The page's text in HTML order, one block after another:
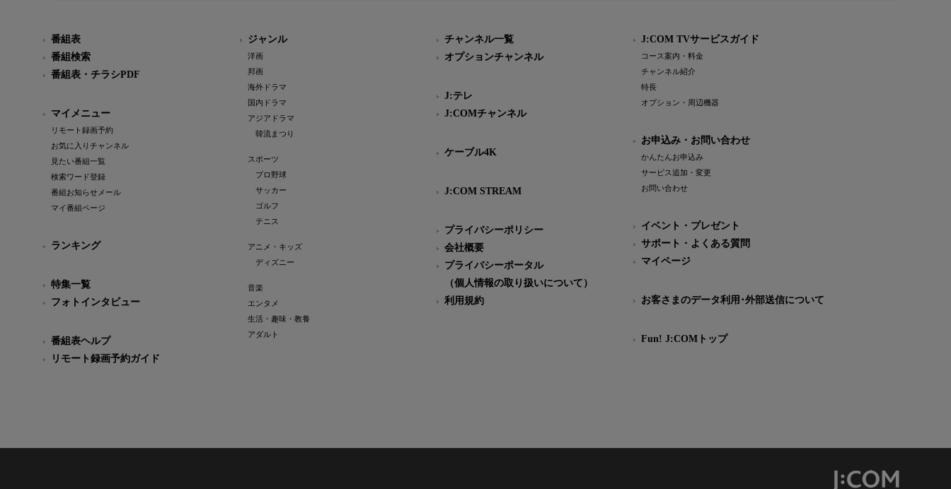
番組表
番組検索
番組表・チラシPDF
マイメニュー
リモート録画予約
お気に入りチャンネル
見たい番組一覧
検索ワード登録
番組お知らせメール
マイ番組ページ
ランキング
特集一覧
フォトインタビュー
番組表ヘルプ
リモート録画予約ガイド
ジャンル
洋画
邦画
海外ドラマ
国内ドラマ
アジアドラマ
韓流まつり
スポーツ
プロ野球
サッカー
ゴルフ
テニス
アニメ・キッズ
ディズニー
音楽
エンタメ
生活・趣味・教養
アダルト
チャンネル一覧
オプションチャンネル
J:テレ
J:COMチャンネル
ケーブル4K
J:COM STREAM
プライバシーポリシー
会社概要
プライバシーポータル
（個人情報の取り扱いについて）
利用規約
J:COM TVサービスガイド
コース案内・料金
チャンネル紹介
特長
オプション・周辺機器
お申込み・お問い合わせ
かんたんお申込み
サービス追加・変更
お問い合わせ
イベント・プレゼント
サポート・よくある質問
マイページ
お客さまのデータ利用･外部送信について
Fun! J:COMトップ